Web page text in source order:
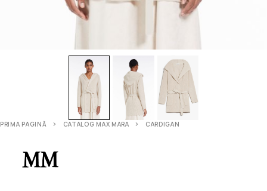
PRIMA PAGINĂ CATALOG MAX MARA CARDIGAN